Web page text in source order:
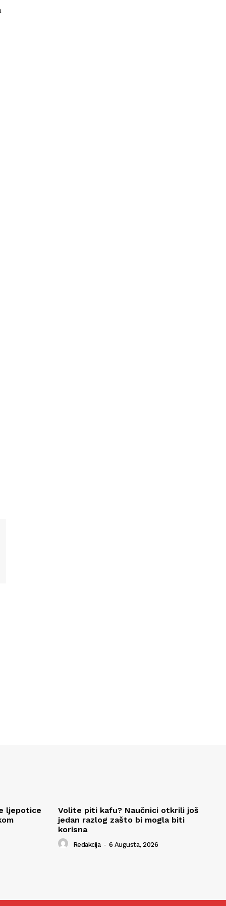
ljepotice
Volite piti kafu? Naučnici otkrili još
jedan razlog zašto bi mogla biti
korisna
Redakcija - 6 Augusta, 2026